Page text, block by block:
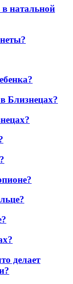
натальной
Близнецах?
делает